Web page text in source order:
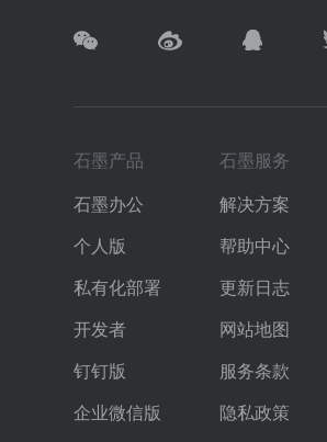
石墨产品
石墨办公
个人版
私有化部署
开发者
钉钉版
企业微信版
石墨服务
解决方案
帮助中心
更新日志
网站地图
服务条款
隐私政策